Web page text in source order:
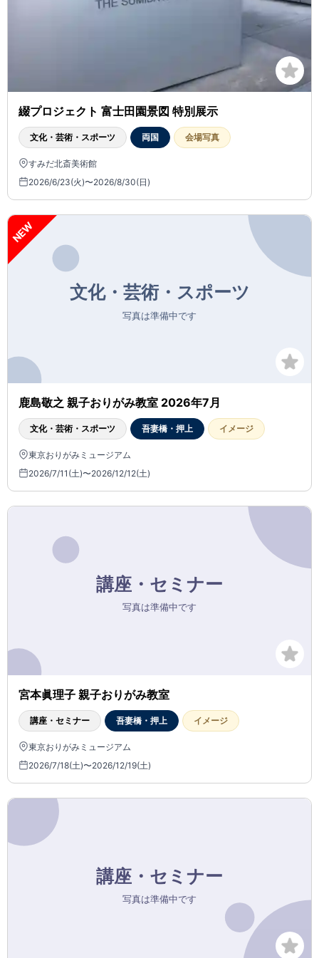
綴プロジェクト 富士田園景図 特別展示
文化・芸術・スポーツ 両国 会場写真
すみだ北斎美術館
2026/6/23(火)〜2026/8/30(日)
NEW
鹿島敬之 親子おりがみ教室 2026年7月
文化・芸術・スポーツ 吾妻橋・押上 イメージ
東京おりがみミュージアム
2026/7/11(土)〜2026/12/12(土)
宮本眞理子 親子おりがみ教室
講座・セミナー 吾妻橋・押上 イメージ
東京おりがみミュージアム
2026/7/18(土)〜2026/12/19(土)